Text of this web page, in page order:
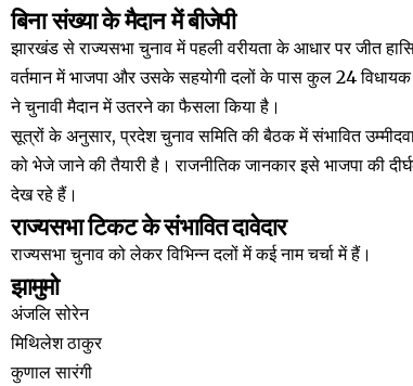
बिना संख्या के मैदान में बीजेपी
झारखंड से राज्यसभा चुनाव में पहली वरीयता के आधार पर जीत
वर्तमान में भाजपा और उसके सहयोगी दलों के पास कुल 24
ने चुनावी मैदान में उतरने का फैसला किया है।
सूत्रों के अनुसार, प्रदेश चुनाव समिति की बैठक में संभावित
को भेजे जाने की तैयारी है। राजनीतिक जानकार इसे भाजपा की
देख रहे हैं।
राज्यसभा टिकट के संभावित दावेदार
राज्यसभा चुनाव को लेकर विभिन्न दलों में कई नाम चर्चा में हैं।
झामुमो
अंजलि सोरेन
मिथिलेश ठाकुर
कुणाल सारंगी